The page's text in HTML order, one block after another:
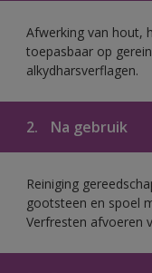
Afwerking van hout,
toepasbaar op
alkydharsverflagen.
2. Na gebruik
Reiniging
gootsteen en spoel
Verfresten afvoeren